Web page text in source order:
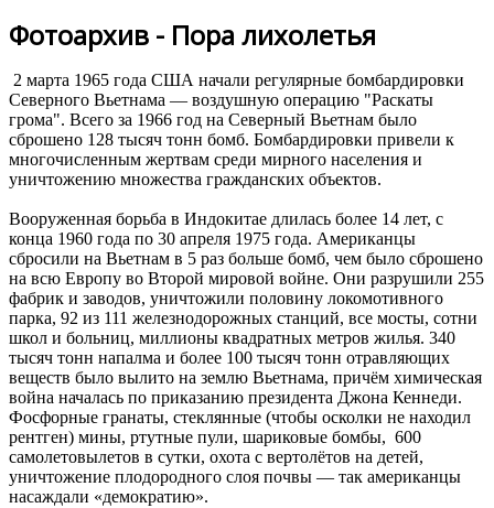
Фотоархив - Пора лихолетья
2 марта 1965 года США начали регулярные бомбардировки
Северного Вьетнама — воздушную операцию "Раскаты
грома". Всего за 1966 год на Северный Вьетнам было
сброшено 128 тысяч тонн бомб. Бомбардировки привели к
многочисленным жертвам среди мирного населения и
уничтожению множества гражданских объектов.
Вооруженная борьба в Индокитае длилась более 14 лет, с
конца 1960 года по 30 апреля 1975 года. Американцы
сбросили на Вьетнам в 5 раз больше бомб, чем было сброшено
на всю Европу во Второй мировой войне. Они разрушили 255
фабрик и заводов, уничтожили половину локомотивного
парка, 92 из 111 железнодорожных станций, все мосты, сотни
школ и больниц, миллионы квадратных метров жилья. 340
тысяч тонн напалма и более 100 тысяч тонн отравляющих
веществ было вылито на землю Вьетнама, причём химическая
война началась по приказанию президента Джона Кеннеди.
Фосфорные гранаты, стеклянные (чтобы осколки не находил
рентген) мины, ртутные пули, шариковые бомбы, 600
самолетовылетов в сутки, охота с вертолётов на детей,
уничтожение плодородного слоя почвы — так американцы
насаждали «демократию».